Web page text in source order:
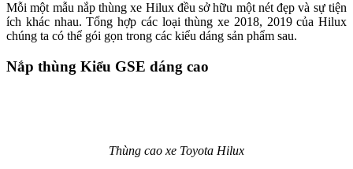
Mỗi một mẫu nắp thùng xe Hilux đều sở hữu một nét đẹp và sự tiện
ích khác nhau. Tổng hợp các loại thùng xe 2018, 2019 của Hilux
chúng ta có thể gói gọn trong các kiểu dáng sản phẩm sau.
Nắp thùng Kiểu GSE dáng cao
Thùng cao xe Toyota Hilux